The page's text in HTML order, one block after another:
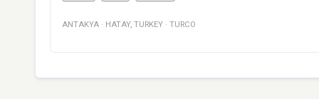
ANTAKYA · HATAY, TURKEY · TURCO